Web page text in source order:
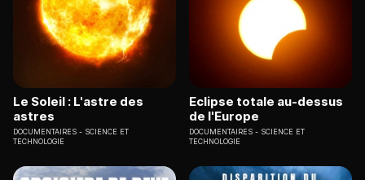
Le Soleil : L'astre des
astres
DOCUMENTAIRES
SCIENCE ET
TECHNOLOGIE
Eclipse totale au-dessus
de l'Europe
DOCUMENTAIRES
SCIENCE ET
TECHNOLOGIE